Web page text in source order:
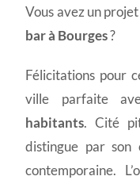
Vous avez un projet
bar à Bourges?
Félicitations pour
ville parfaite
habitants. Cité
distingue par son
contemporaine.